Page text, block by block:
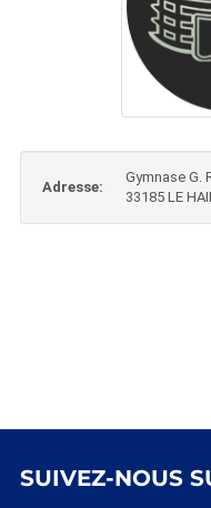
Adresse:
Gymnase G.
33185 LE
SUIVEZ-NOUS